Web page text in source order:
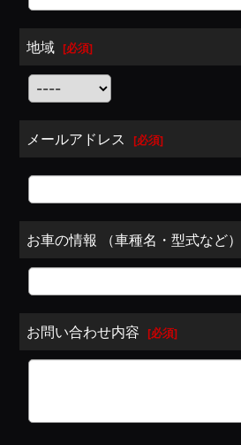
地域 [必須]
メールアドレス [必須]
お車の情報 （車種名・型式など
お問い合わせ内容 [必須]